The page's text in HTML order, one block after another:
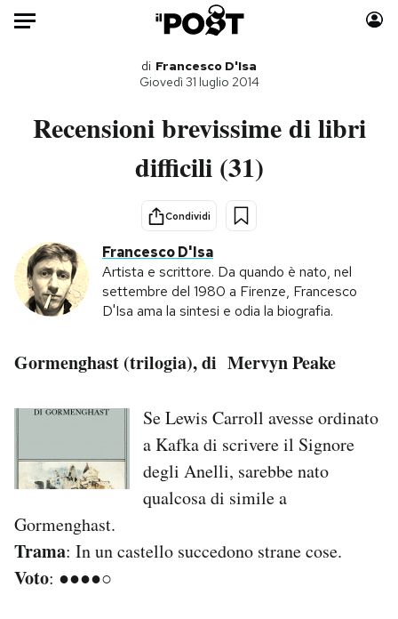
Auto
Internet
Scienza
Cultura
Libri
Consumismi
Storie/Idee
Media
Europa
Mondiali calcio 2026
NEWSLETTER
I MIEI PREFERITI
di Francesco D'Isa
Giovedì 31 luglio 2014
Recensioni brevissime di libri
difficili (31)
Condividi
Francesco D'Isa
Artista e scrittore. Da quando è nato, nel
settembre del 1980 a Firenze, Francesco
D'Isa ama la sintesi e odia la biografia.
Gormenghast (trilogia), di Mervyn Peake
Se Lewis Carroll avesse ordinato
a Kafka di scrivere il Signore
degli Anelli, sarebbe nato
qualcosa di simile a
Gormenghast.
Trama: In un castello succedono strane cose.
Voto: ●●●●○